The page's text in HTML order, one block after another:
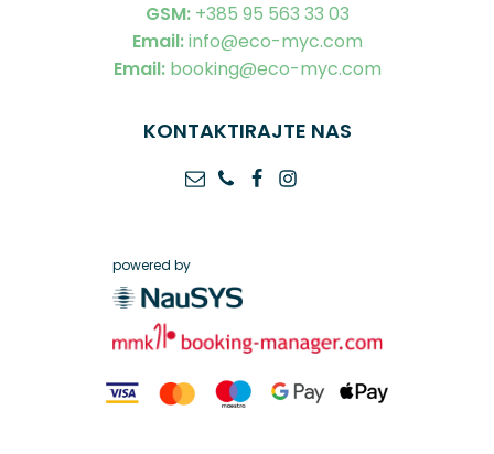
GSM:+385 95 563 33 03
Email:info@eco-myc.com
Email:booking@eco-myc.com
KONTAKTIRAJTE NAS
powered by